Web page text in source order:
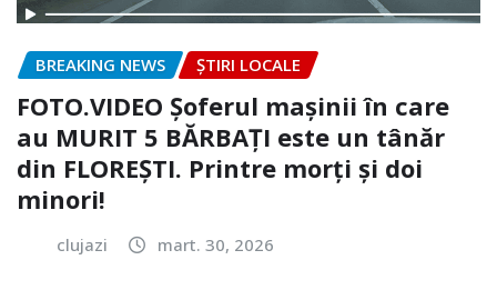
BREAKING NEWS ȘTIRI LOCALE
FOTO.VIDEO Șoferul mașinii în care
au MURIT 5 BĂRBAȚI este un tânăr
din FLOREȘTI. Printre morți și doi
minori!
clujazi mart. 30, 2026